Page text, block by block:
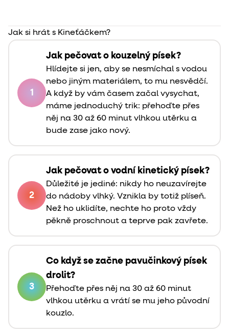
Jak si hrát s Kineťáčkem?
1
Jak pečovat o kouzelný písek?
Hlídejte si jen, aby se nesmíchal s vodou
nebo jiným materiálem, to mu nesvědčí.
A když by vám časem začal vysychat,
máme jednoduchý trik: přehoďte přes
něj na 30 až 60 minut vlhkou utěrku a
bude zase jako nový.
2
Jak pečovat o vodní kinetický písek?
Důležité je jediné: nikdy ho neuzavírejte
do nádoby vlhký. Vznikla by totiž plíseň.
Než ho uklidíte, nechte ho proto vždy
pěkně proschnout a teprve pak zavřete.
3
Co když se začne pavučinkový písek
drolit?
Přehoďte přes něj na 30 až 60 minut
vlhkou utěrku a vrátí se mu jeho původní
kouzlo.